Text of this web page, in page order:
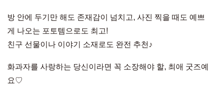
방 안에 두기만 해도 존재감이 넘치고, 사진 찍을 때도 예쁘
게 나오는 포토템으로도 최고!
친구 선물이나 이야기 소재로도 완전 추천♪
화과자를 사랑하는 당신이라면 꼭 소장해야 할, 최애 굿즈예
요♡